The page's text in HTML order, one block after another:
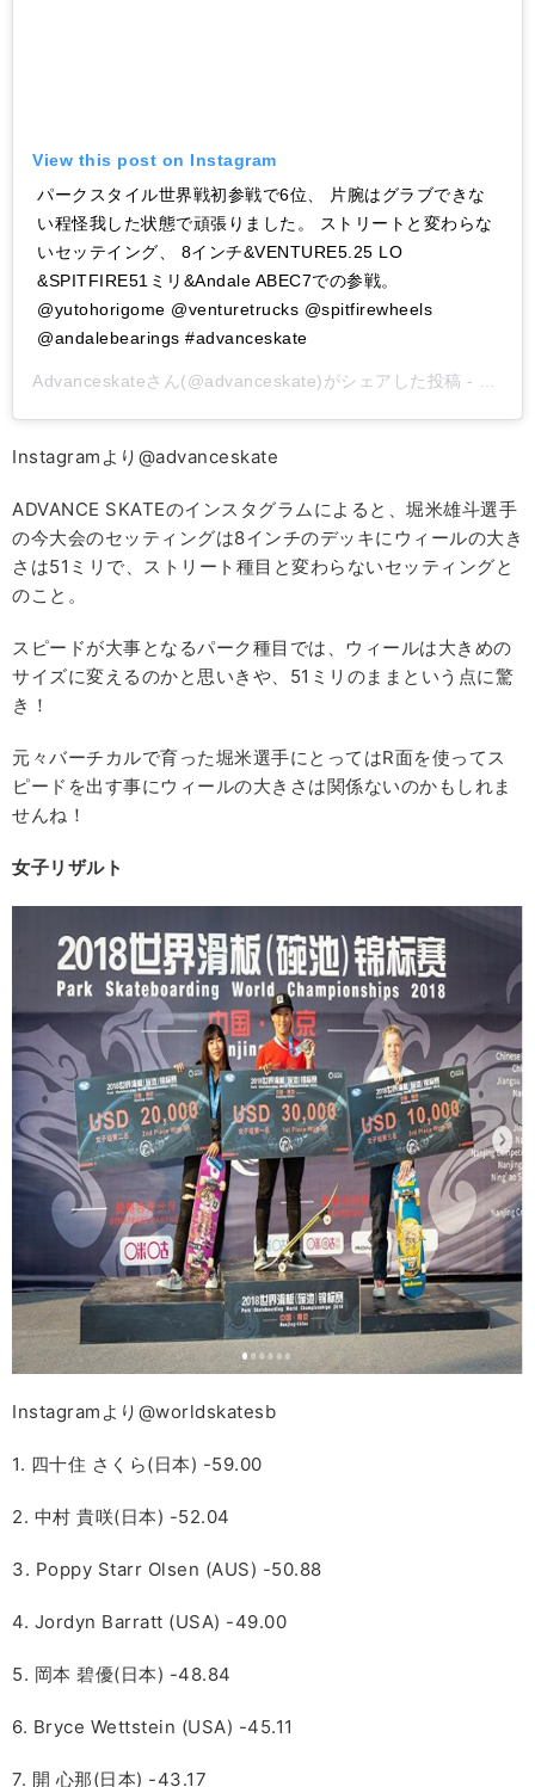
View this post on Instagram
パークスタイル世界戦初参戦で6位、 片腕はグラブできな
い程怪我した状態で頑張りました。 ストリートと変わらな
いセッテイング、 8インチ&VENTURE5.25 LO
&SPITFIRE51ミリ&Andale ABEC7での参戦。
@yutohorigome @venturetrucks @spitfirewheels
@andalebearings #advanceskate
Advanceskateさん(@advanceskate)がシェアした投稿 -
Instagramより@advanceskate
ADVANCE SKATEのインスタグラムによると、堀米雄斗選手
の今大会のセッティングは8インチのデッキにウィールの大き
さは51ミリで、ストリート種目と変わらないセッティングと
のこと。
スピードが大事となるパーク種目では、ウィールは大きめの
サイズに変えるのかと思いきや、51ミリのままという点に驚
き！
元々バーチカルで育った堀米選手にとってはR面を使ってス
ピードを出す事にウィールの大きさは関係ないのかもしれま
せんね！
女子リザルト
Instagramより@worldskatesb
1. 四十住 さくら(日本) -59.00
2. 中村 貴咲(日本) -52.04
3. Poppy Starr Olsen (AUS) -50.88
4. Jordyn Barratt (USA) -49.00
5. 岡本 碧優(日本) -48.84
6. Bryce Wettstein (USA) -45.11
7. 開 心那(日本) -43.17